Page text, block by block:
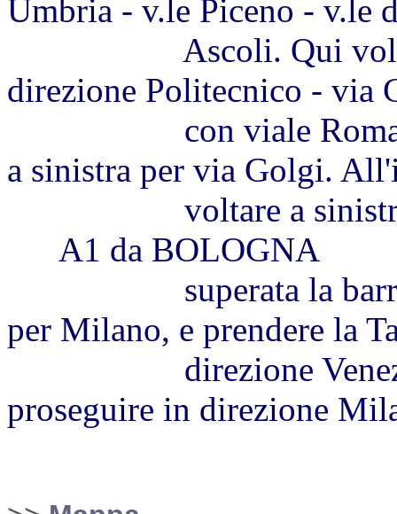
Umbria - v.le Piceno - v.le
Ascoli. Qui voltare
direzione Politecnico - via
con viale Romagna
a sinistra per via Golgi.
voltare a sinistra
A1 da BOLOGNA
superata la barriera
per Milano, e prendere la
direzione Venezia.
proseguire in direzione